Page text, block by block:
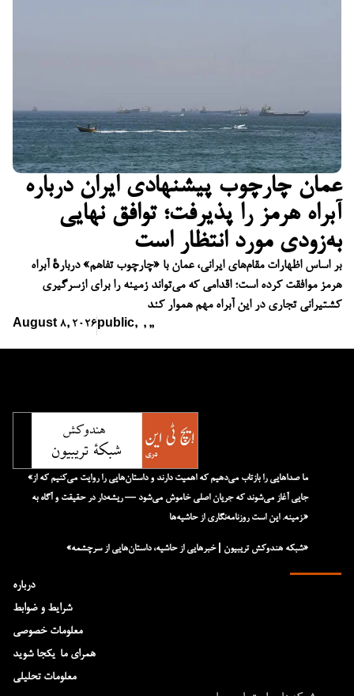
عمان چارچوب پیشنهادی ایران درباره
آبراه هرمز را پذیرفت؛ توافق نهایی
به‌زودی مورد انتظار است
بر اساس اظهارات مقام‌های ایرانی، عمان با «چارچوب تفاهم» دربارهٔ آبراه
هرمز موافقت کرده است؛ اقدامی که می‌تواند زمینه را برای ازسرگیری
کشتیرانی تجاری در این آبراه مهم هموار کند
August 8, 2026 public, ,,,
درباره
شرایط و ضوابط
معلومات خصوصی
همرای ما-یکجا شوید
معلومات تحلیلی
«ما صداهایی را بازتاب می‌دهیم که اهمیت دارند و داستان‌هایی را روایت می‌کنیم که از
جایی آغاز می‌شوند که جریان اصلی خاموش می‌شود — ریشه‌دار در حقیقت و آگاه به
زمینه. این است روزنامه‌نگاری از حاشیه‌ها.»
«شبکه هند‌و‌کش تریبیون | خبرهایی از حاشیه، داستان‌هایی از سرچشمه»